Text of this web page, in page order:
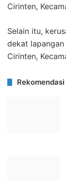
Cirinten,
Selain itu,
dekat lapangan
Cirinten,